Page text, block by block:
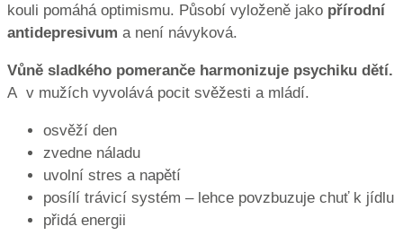
kouli pomáhá optimismu. Působí vyloženě jako přírodní
antidepresivum a není návyková.
Vůně sladkého pomeranče harmonizuje psychiku dětí.
A v mužích vyvolává pocit svěžesti a mládí.
osvěží den
zvedne náladu
uvolní stres a napětí
posílí trávicí systém – lehce povzbuzuje chuť k jídlu
přidá energii